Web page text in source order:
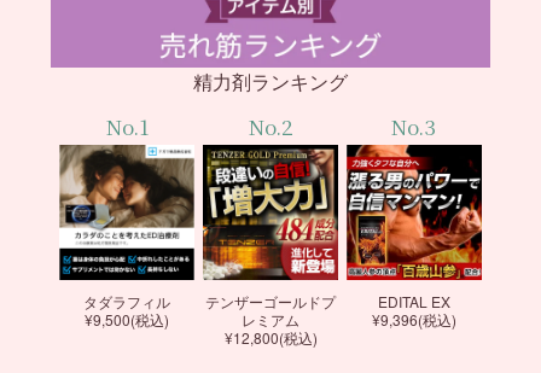
精力剤ランキング
No.1
タダラフィル
¥9,500(税込)
No.2
テンザーゴールドプ
レミアム
¥12,800(税込)
No.3
EDITAL EX
¥9,396(税込)